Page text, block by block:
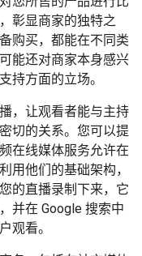
彰显商家的独特之
购买，都能在不同类
能还对商家本身感兴
持方面的立场。
，让观看者能与主持
切的关系。您可以提
在线媒体服务允许在
用他们的基础架构，
的直播录制下来，它
并在 Google 搜索中
观看。